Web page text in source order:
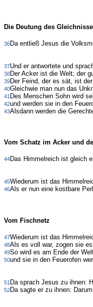
Die Deutung des
36Da entließ Jesus die
37Und er antwortete und
38Der Acker ist die Welt; der
39Der Feind, der es sät, ist
40Gleichwie man nun das
41 Des Menschen Sohn wird
42und werden sie in den
43Alsdann werden die
Vom Schatz im Acker und
44Das Himmelreich ist gleich
45Wiederum ist das
46Als er nun eine kostbare
Vom Fischnetz
47Wiederum ist das
48Als es voll war, zogen sie
49So wird es am Ende der
50und sie in den Feuerofen
51 Da sprach Jesus zu ihnen:
52Da sagte er zu ihnen: